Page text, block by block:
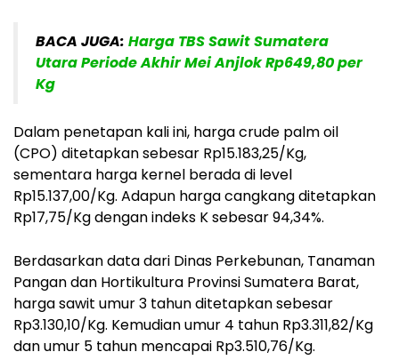
BACA JUGA: Harga TBS Sawit Sumatera
Utara Periode Akhir Mei Anjlok Rp649,80 per
Kg
Dalam penetapan kali ini, harga crude palm oil
(CPO) ditetapkan sebesar Rp15.183,25/Kg,
sementara harga kernel berada di level
Rp15.137,00/Kg. Adapun harga cangkang ditetapkan
Rp17,75/Kg dengan indeks K sebesar 94,34%.
Berdasarkan data dari Dinas Perkebunan, Tanaman
Pangan dan Hortikultura Provinsi Sumatera Barat,
harga sawit umur 3 tahun ditetapkan sebesar
Rp3.130,10/Kg. Kemudian umur 4 tahun Rp3.311,82/Kg
dan umur 5 tahun mencapai Rp3.510,76/Kg.